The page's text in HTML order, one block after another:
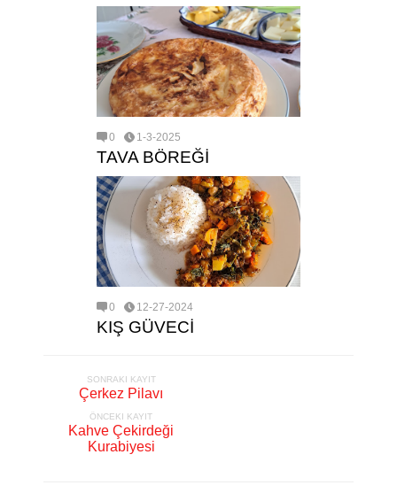
0 1-3-2025
TAVA BÖREĞİ
0 12-27-2024
KIŞ GÜVECİ
SONRAKI KAYIT
Çerkez Pilavı
ÖNCEKI KAYIT
Kahve Çekirdeği
Kurabiyesi